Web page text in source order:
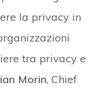
la privacy in
tra privacy e
Morin, Chief